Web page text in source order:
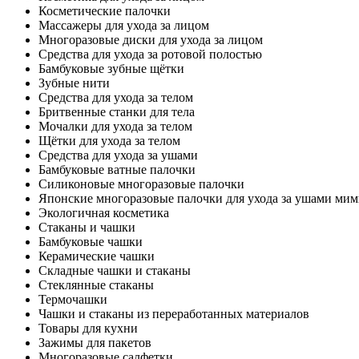
Косметические палочки
Массажеры для ухода за лицом
Многоразовые диски для ухода за лицом
Средства для ухода за ротовой полостью
Бамбуковые зубные щётки
Зубные нити
Средства для ухода за телом
Бритвенные станки для тела
Мочалки для ухода за телом
Щётки для ухода за телом
Средства для ухода за ушами
Бамбуковые ватные палочки
Силиконовые многоразовые палочки
Японские многоразовые палочки для ухода за ушами
Экологичная косметика
Стаканы и чашки
Бамбуковые чашки
Керамические чашки
Складные чашки и стаканы
Стеклянные стаканы
Термочашки
Чашки и стаканы из переработанных материалов
Товары для кухни
Зажимы для пакетов